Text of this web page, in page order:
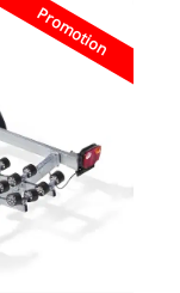
Promotion